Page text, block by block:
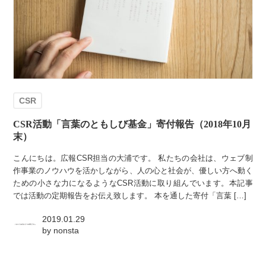
CSR
CSR活動「言葉のともしび基金」寄付報告（2018年10月
末）
こんにちは。広報CSR担当の大浦です。 私たちの会社は、ウェブ制
作事業のノウハウを活かしながら、人の心と社会が、優しい方へ動く
ための小さな力になるようなCSR活動に取り組んでいます。本記事
では活動の定期報告をお伝え致します。 本を通した寄付「言葉 […]
2019.01.29
by nonsta